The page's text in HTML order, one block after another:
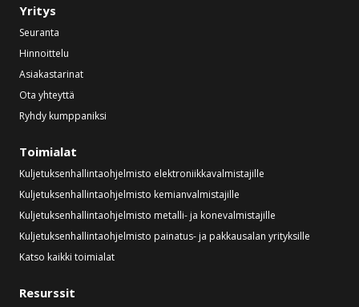
Yritys
Seuranta
Hinnoittelu
Asiakastarinat
Ota yhteyttä
Ryhdy kumppaniksi
Toimialat
Kuljetuksenhallintaohjelmisto elektroniikkavalmistajille
Kuljetuksenhallintaohjelmisto kemianvalmistajille
Kuljetuksenhallintaohjelmisto metalli- ja konevalmistajille
Kuljetuksenhallintaohjelmisto painatus- ja pakkausalan yrityksille
Katso kaikki toimialat
Resurssit